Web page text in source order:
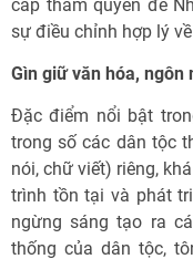
cấp thẩm quyền để
sự điều chỉnh hợp lý
Gìn giữ văn hóa,
Đặc điểm nổi bật
trong số các dân tộc
nói, chữ viết) riêng,
trình tồn tại và phát
ngừng sáng tạo ra
thống của dân tộc,